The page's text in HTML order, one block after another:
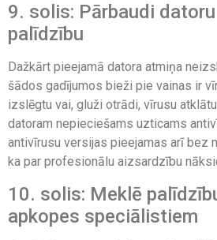
9. solis: Pārbaudi
palīdzību
Dažkārt pieejamā datora atmiņa
šādos gadījumos bieži pie vainas ir
izslēgtu vai, gluži otrādi, vīrusu
datoram nepieciešams uzticams
antivīrusu versijas pieejamas arī bez
ka par profesionālu aizsardzību
10. solis: Meklē
apkopes speciālistiem